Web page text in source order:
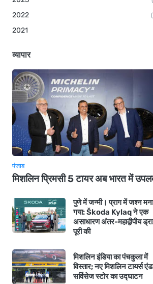
2022
2021
व्यापार
पंजाब
मिशलिन प्रिमसी 5 टायर अब भारत में
पुणे में जन्मी। प्राग में जश्न
गया: Škoda Kylaq ने एक
असाधारण अंतर-महाद्वीपीय
पूरी की
मिशलिन इंडिया का पंचकुला में
विस्तार; नए मिशलिन टायर्स एंड
सर्विसेज स्टोर का उद्घाटन